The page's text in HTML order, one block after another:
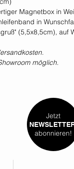
Magnetbox in
in
(5,5x8,5cm), auf
möglich.
Jetzt
abonnieren!